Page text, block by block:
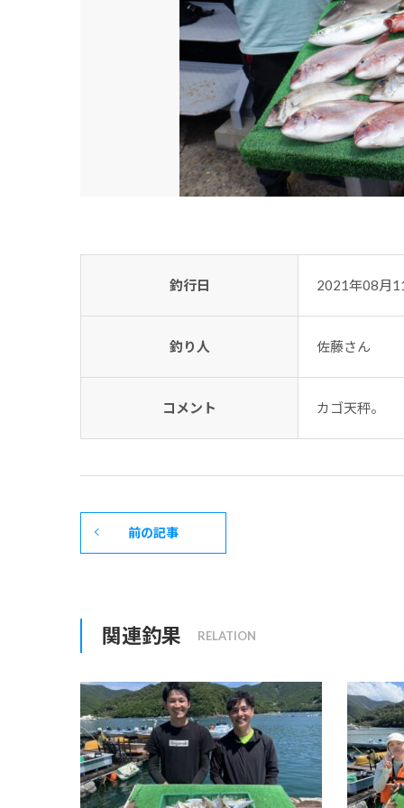
釣行日 2021年08月
釣り人 佐藤さん
コメント カゴ天秤。
前の記事
関連釣果